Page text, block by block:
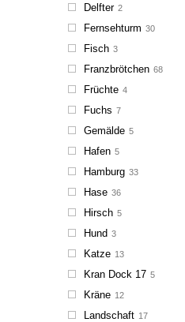
Delfter 2
Fernsehturm 30
Fisch 3
Franzbrötchen 68
Früchte 4
Fuchs 7
Gemälde 5
Hafen 5
Hamburg 33
Hase 36
Hirsch 5
Hund 3
Katze 13
Kran Dock 17 5
Kräne 12
Landschaft 17